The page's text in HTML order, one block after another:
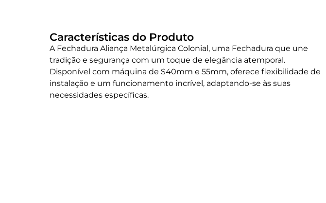
Características do Produto
A Fechadura Aliança Metalúrgica Colonial, uma Fechadura que une
tradição e segurança com um toque de elegância atemporal.
Disponível com máquina de S40mm e 55mm, oferece flexibilidade de
instalação e um funcionamento incrível, adaptando-se às suas
necessidades específicas.